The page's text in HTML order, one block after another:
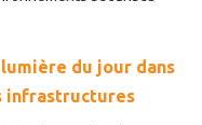
lumière du jour dans
infrastructures